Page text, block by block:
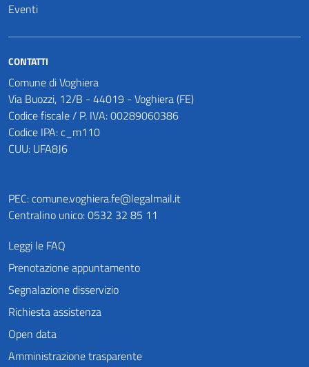
Eventi
CONTATTI
Comune di Voghiera
Via Buozzi, 12/B - 44019 - Voghiera (FE)
Codice fiscale / P. IVA: 00289060386
Codice IPA: c_m110
CUU: UFA8J6
PEC:comune.voghiera.fe@legalmail.it
Centralino unico: 0532 32 85 11
Leggi le FAQ
Prenotazione appuntamento
Segnalazione disservizio
Richiesta assistenza
Open data
Amministrazione trasparente